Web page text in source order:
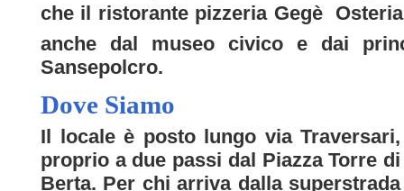
che il ristorante pizzeria Gegè 
anche dal museo civico e dai
Sansepolcro.
Dove Siamo
Il locale è posto lungo via Traversari,
proprio a due passi dal Piazza Torre di
Berta. Per chi arriva dalla superstrada